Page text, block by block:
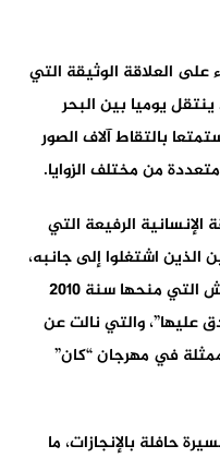
على العلاقة الوثيقة التي
يوميا بين البحر
بالتقاط آلاف الصور
من مختلف الزوايا.
الإنسانية الرفيعة التي
اشتغلوا إلى جانبه،
ومن بينهم الفرنسية جولييت بينوش التي منحها سنة 2010
عليها”، والتي نالت عن
ممثلة في مهرجان “كان”
حافلة بالإنجازات، ما